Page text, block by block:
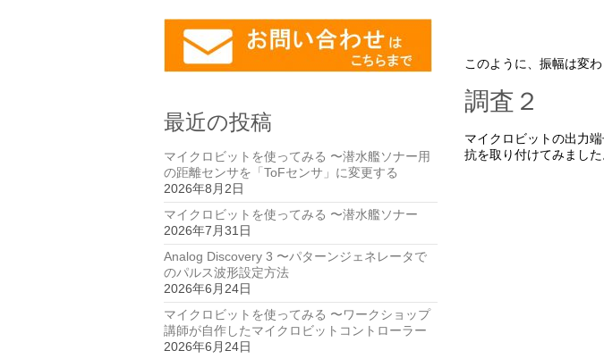
このように、振幅は変
調査２
マイクロビットの出力
抗を取り付けてみました
最近の投稿
マイクロビットを使ってみる 〜潜水艦ソナー用
の距離センサを「ToFセンサ」に変更する
2026年8月2日
マイクロビットを使ってみる 〜潜水艦ソナー
2026年7月31日
Analog Discovery 3 〜パターンジェネレータで
のパルス波形設定方法
2026年6月24日
マイクロビットを使ってみる 〜ワークショップ
講師が自作したマイクロビットコントローラー
2026年6月24日